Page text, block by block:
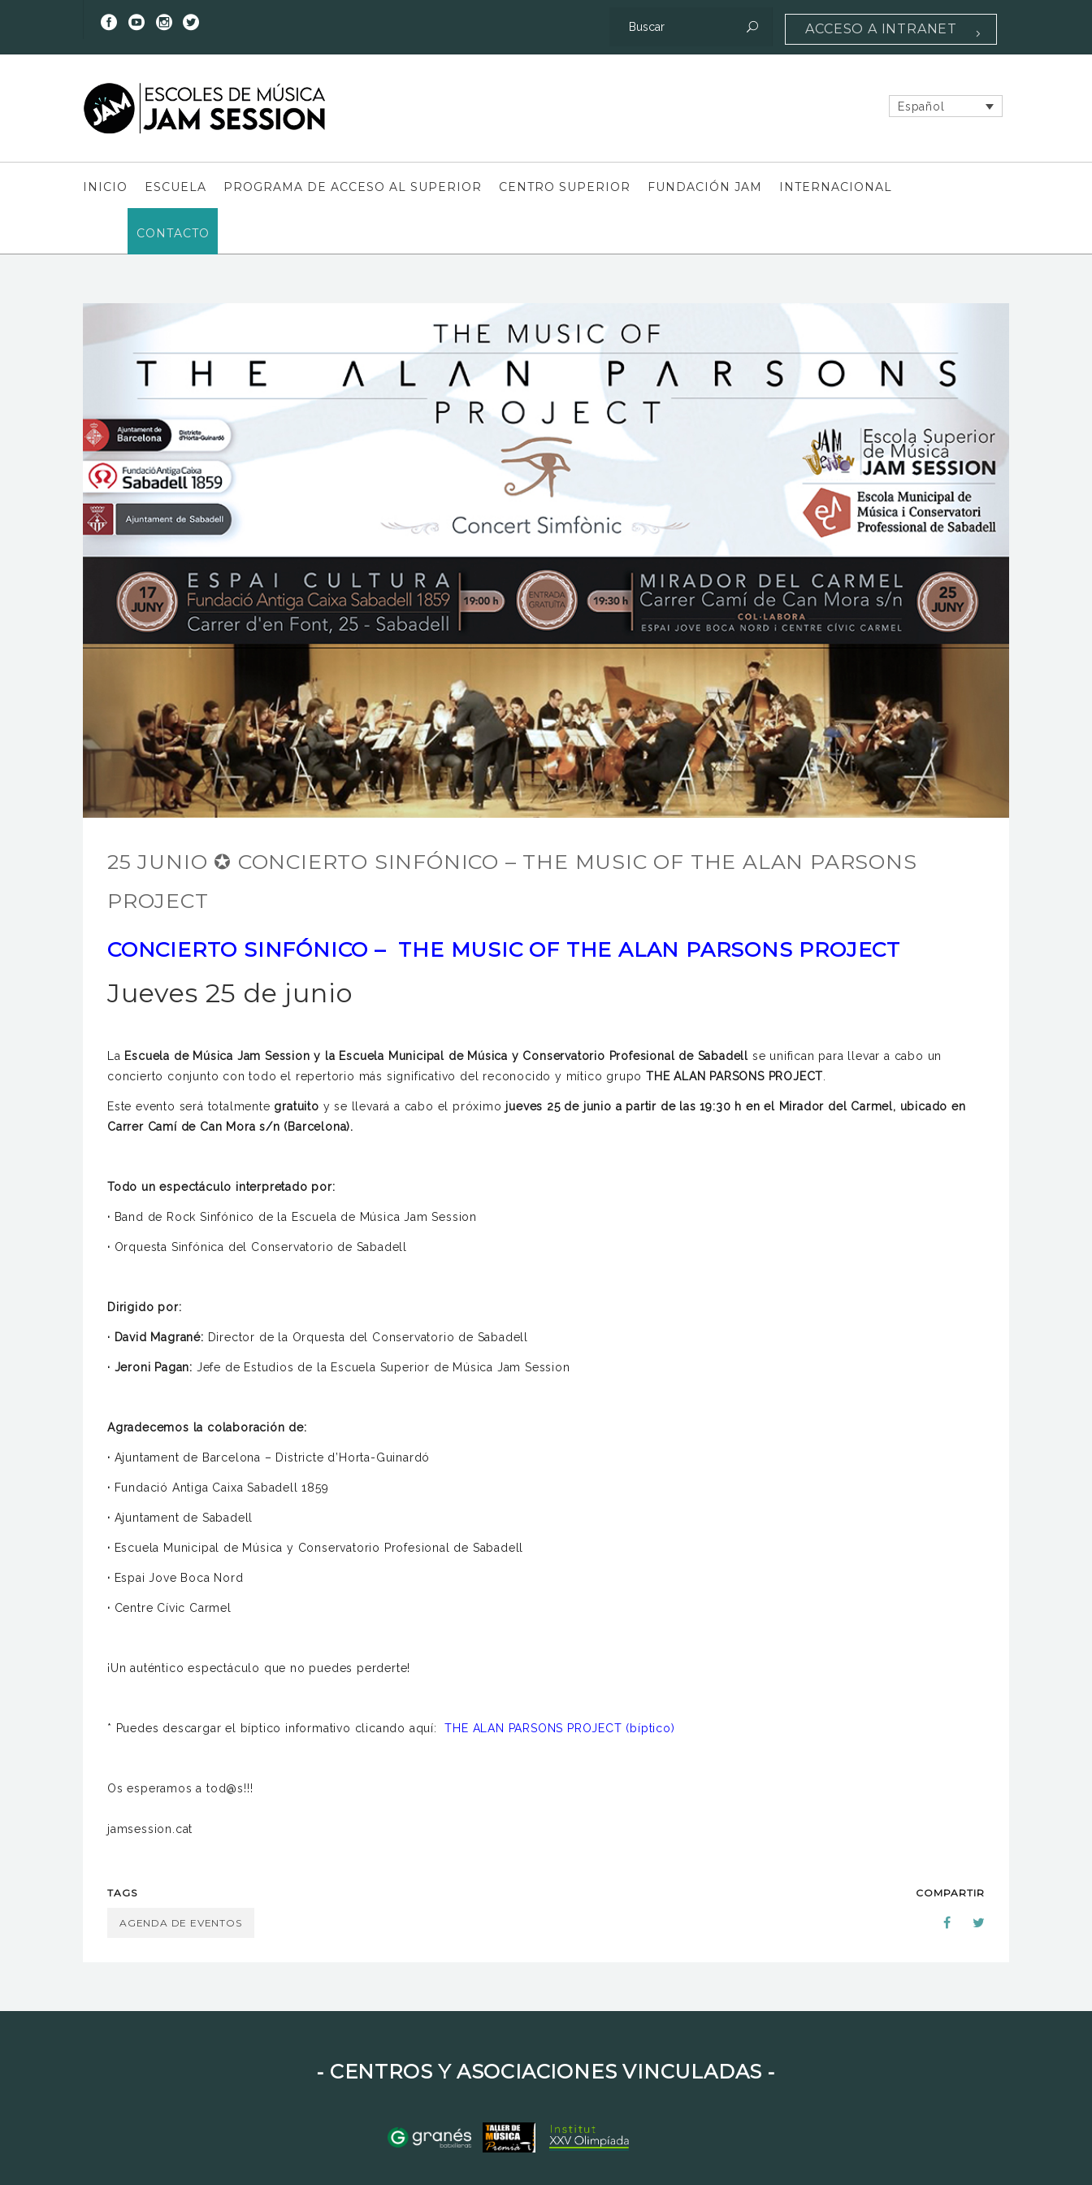
ACCESO A INTRANET
Español
INICIO ESCUELA PROGRAMA DE ACCESO AL SUPERIOR CENTRO SUPERIOR FUNDACIÓN JAM INTERNACIONAL
CONTACTO
25 JUNIO ✪ CONCIERTO SINFÓNICO – THE MUSIC OF THE ALAN PARSONS
PROJECT
CONCIERTO SINFÓNICO – THE MUSIC OF THE ALAN PARSONS PROJECT
Jueves 25 de junio
La Escuela de Música Jam Session y la Escuela Municipal de Música y Conservatorio Profesional de Sabadell se unifican para llevar a cabo un
concierto conjunto con todo el repertorio más significativo del reconocido y mítico grupo THE ALAN PARSONS PROJECT.
Este evento será totalmente gratuito y se llevará a cabo el próximo jueves 25 de junio a partir de las 19:30 h en el Mirador del Carmel, ubicado en
Carrer Camí de Can Mora s/n (Barcelona).
Todo un espectáculo interpretado por:
· Band de Rock Sinfónico de la Escuela de Música Jam Session
· Orquesta Sinfónica del Conservatorio de Sabadell
Dirigido por:
· David Magrané: Director de la Orquesta del Conservatorio de Sabadell
· Jeroni Pagan: Jefe de Estudios de la Escuela Superior de Música Jam Session
Agradecemos la colaboración de:
· Ajuntament de Barcelona – Districte d’Horta-Guinardó
· Fundació Antiga Caixa Sabadell 1859
· Ajuntament de Sabadell
· Escuela Municipal de Música y Conservatorio Profesional de Sabadell
· Espai Jove Boca Nord
· Centre Cívic Carmel
¡Un auténtico espectáculo que no puedes perderte!
* Puedes descargar el bíptico informativo clicando aquí:THE ALAN PARSONS PROJECT (bíptico)
Os esperamos a tod@s!!!
jamsession.cat
TAGS
AGENDA DE EVENTOS
COMPARTIR
⁃ CENTROS Y ASOCIACIONES VINCULADAS ⁃